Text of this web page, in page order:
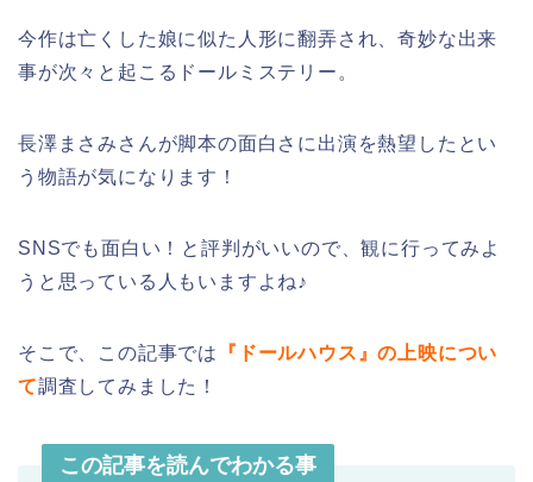
今作は亡くした娘に似た人形に翻弄され、奇妙な出来
事が次々と起こるドールミステリー。
長澤まさみさんが脚本の面白さに出演を熱望したとい
う物語が気になります！
SNSでも面白い！と評判がいいので、観に行ってみよ
うと思っている人もいますよね♪
そこで、この記事では
『ドールハウス』の上映につい
て調査してみました！
この記事を読んでわかる事